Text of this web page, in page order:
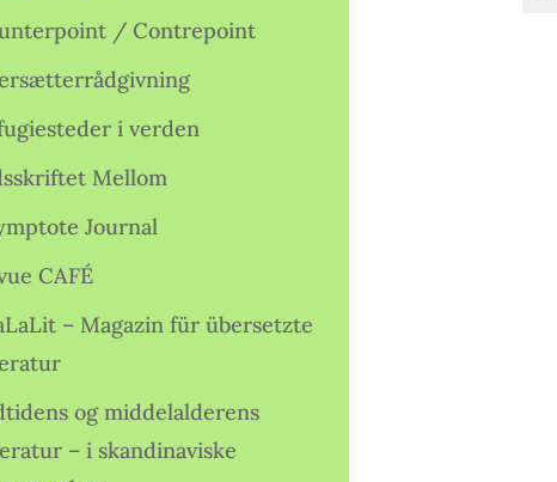
/ Contrepoint
i verden
Mellom
Journal
CAFÉ
– Magazin für übersetzte
og middelalderens
– i skandinaviske